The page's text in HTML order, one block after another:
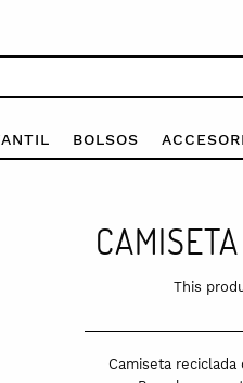
BOLSOS
This
Camiseta